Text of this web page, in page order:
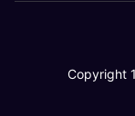
Copyright